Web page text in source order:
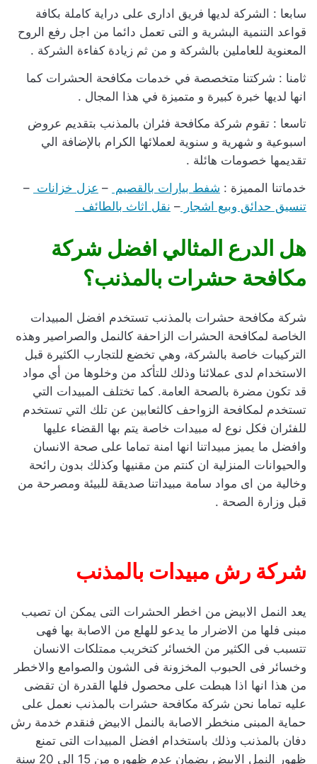
سابعا : الشركة لديها فريق ادارى على دراية كاملة بكافة
قواعد التنمية البشرية و التى تعمل دائما من اجل رفع الروح
المعنوية للعاملين بالشركة و من ثم زيادة كفاءة الشركة .
ثامنا : شركتنا متخصصة في خدمات مكافحة الحشرات كما
انها لديها خبرة كبيرة و متميزة في هذا المجال .
تاسعا : تقوم شركة مكافحة فئران بالمذنب بتقديم عروض
اسبوعية و شهرية و سنوية لعملائها الكرام بالإضافة الي
تقديمها خصومات هائلة .
خدماتنا المميزة : شفط بيارات بالقصيم – عزل خزانات –
تنسيق حدائق وبيع اشجار – نقل اثاث بالطائف
هل الدرع المثالي افضل شركة
مكافحة حشرات بالمذنب؟
شركة مكافحة حشرات بالمذنب تستخدم افضل المبيدات
الخاصة لمكافحة الحشرات الزاحفة كالنمل والصراصير وهذه
التركيبات خاصة بالشركة، وهي تخضع للتجارب الكثيرة قبل
الاستخدام لدى عملائنا وذلك للتأكد من وخلوها من أي مواد
قد تكون مضرة بالصحة العامة. كما تختلف المبيدات التي
تستخدم لمكافحة الزواحف كالثعابين عن تلك التي تستخدم
للفئران فكل نوع له مبيدات خاصة يتم بها القضاء عليها
وافضل ما يميز مبيداتنا انها امنة تماما على صحة الانسان
والحيوانات المنزلية ان كنتم من مقنيها وكذلك بدون رائحة
وخالية من اى مواد سامة مبيداتنا صديقة للبيئة ومصرحة من
قبل وزارة الصحة .
شركة رش مبيدات بالمذنب
يعد النمل الابيض من اخطر الحشرات التى يمكن ان تصيب
مبنى فلها من الاضرار ما يدعو للهلع من الاصابة بها فهى
تتسبب فى الكثير من الخسائر كتخريب ممتلكات الانسان
وخسائر فى الحبوب المخزونة فى الشون والصوامع والاخطر
من هذا انها اذا هبطت على محصول فلها القدرة ان تقضى
عليه تماما نحن شركة مكافحة حشرات بالمذنب نعمل على
حماية المبنى منخطر الاصابة بالنمل الابيض فنقدم خدمة رش
دفان بالمذنب وذلك باستخدام افضل المبيدات التى تمنع
ظهور النمل الابيض بضمان عدم ظهوره من 15 الى 20 سنة